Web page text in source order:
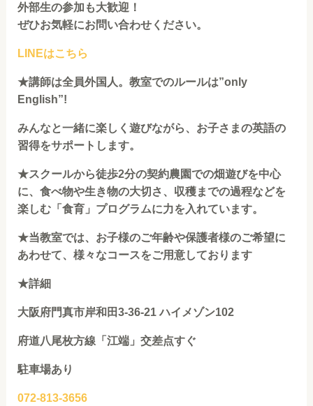
外部生の参加も大歓迎！
ぜひお気軽にお問い合わせください。
LINEはこちら
★講師は全員外国人。教室でのルールは”only
English”!
みんなと一緒に楽しく遊びながら、お子さまの英語の
習得をサポートします。
★スクールから徒歩2分の契約農園での畑遊びを中心
に、食べ物や生き物の大切さ、収穫までの過程などを
楽しむ「食育」プログラムに力を入れています。
★当教室では、お子様のご年齢や⁡⁡保護者様のご希望に
あわせて、様々なコースを⁡ご用意しております
★詳細
大阪府門真市岸和田3-36-21 ハイメゾン102
府道八尾枚方線「江端」交差点すぐ
駐車場あり
072-813-3656